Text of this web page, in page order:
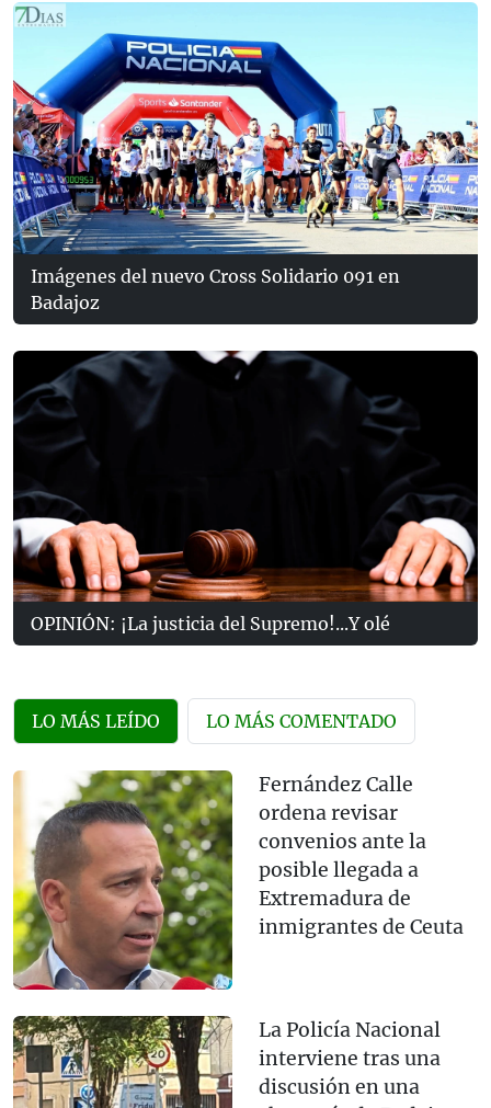
Imágenes del nuevo Cross Solidario 091 en
Badajoz
OPINIÓN: ¡La justicia del Supremo!...Y olé
LO MÁS LEÍDO LO MÁS COMENTADO
Fernández Calle
ordena revisar
convenios ante la
posible llegada a
Extremadura de
inmigrantes de Ceuta
La Policía Nacional
interviene tras una
discusión en una